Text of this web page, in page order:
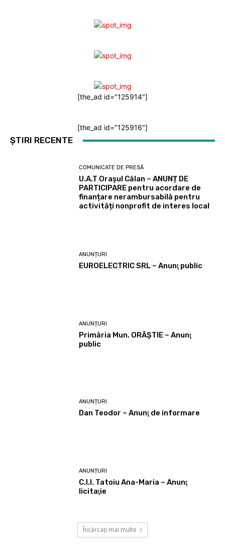
[the_ad id="125914"]
[the_ad id="125916"]
ȘTIRI RECENTE
COMUNICATE DE PRESĂ
U.A.T Orașul Călan – ANUNȚ DE
PARTICIPARE pentru acordare de
finanțare nerambursabilă pentru
activități nonprofit de interes local
ANUNȚURI
EUROELECTRIC SRL – Anunţ public
ANUNȚURI
Primăria Mun. ORĂȘTIE – Anunţ
public
ANUNȚURI
Dan Teodor – Anunţ de informare
ANUNȚURI
C.I.I. Tatoiu Ana-Maria – Anunţ
licitaţie
Încărcați mai multe